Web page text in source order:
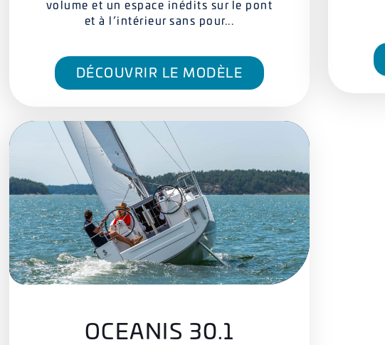
volume et un espace inédits sur le pont
et à l’intérieur sans pour...
DÉCOUVRIR LE MODÈLE
OCEANIS 30.1